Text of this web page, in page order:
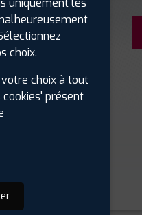
!
uniquement les
choix.
choix à tout
présent